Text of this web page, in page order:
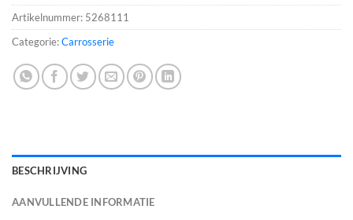
Artikelnummer: 5268111
Categorie:Carrosserie
BESCHRIJVING
AANVULLENDE INFORMATIE